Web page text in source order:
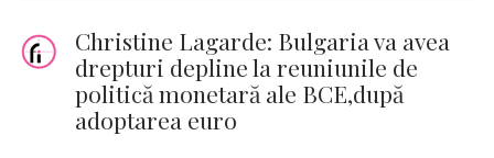
Christine Lagarde: Bulgaria va avea
drepturi depline la reuniunile de
politică monetară ale BCE,după
adoptarea euro